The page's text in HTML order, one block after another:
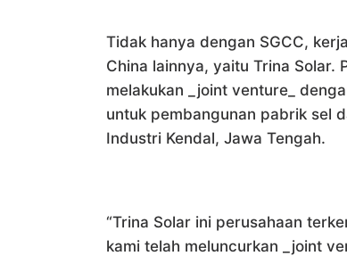
Tidak hanya dengan SGCC,
China lainnya, yaitu Trina Solar.
melakukan _joint venture_
untuk pembangunan pabrik sel
Industri Kendal, Jawa Tengah.
“Trina Solar ini perusahaan
kami telah meluncurkan _joint